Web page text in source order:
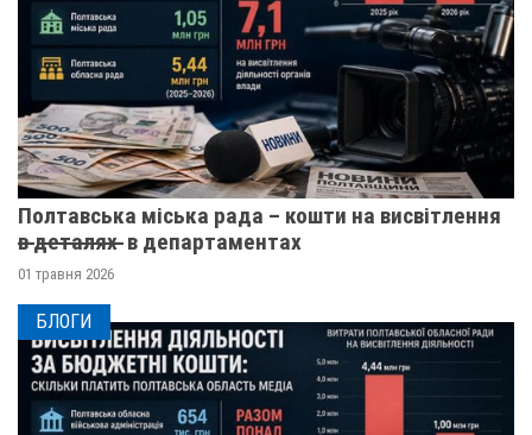
Полтавська міська рада – кошти на висвітлення
в̶ ̶д̶е̶т̶а̶л̶я̶х̶ ̶ в департаментах
01 травня 2026
БЛОГИ